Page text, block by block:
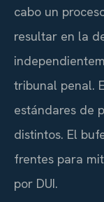
cabo un
resultar en la
tribunal penal.
estándares de
distintos. El
frentes para
por DUI.